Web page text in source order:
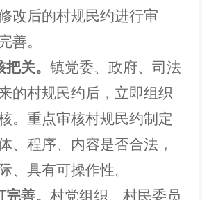
改后的村规民约进行审
善。
关。 镇党委、政府、司法
的村规民约后，立即组织
。重点审核村规民约制定
、程序、内容是否合法，
、具有可操作性。
善。 村党组织、村民委员